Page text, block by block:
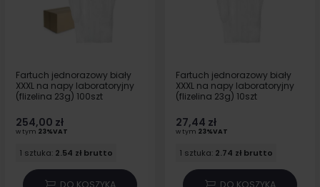
Fartuch jednorazowy biały
XXXL na napy laboratoryjny
(flizelina 23g) 100szt
254,00 zł
w tym 23%VAT
1 sztuka: 2.54 zł brutto
Fartuch jednorazowy biały
XXXL na napy laboratoryjny
(flizelina 23g) 10szt
27,44 zł
w tym 23%VAT
1 sztuka: 2.74 zł brutto